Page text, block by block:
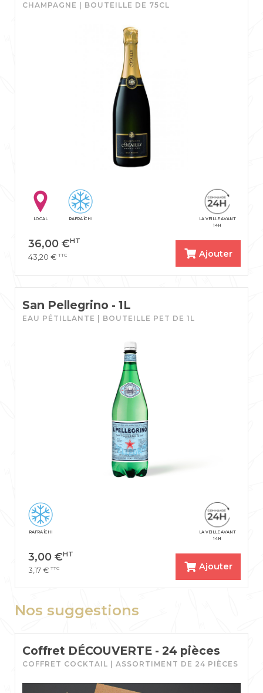
CHAMPAGNE | BOUTEILLE DE 75CL
LA VEILLE AVANT
14H
LOCAL RAFRAÎCHI
36,00 €HT
43,20 € TTC Ajouter
San Pellegrino - 1L
EAU PÉTILLANTE | BOUTEILLE PET DE 1L
LA VEILLE AVANT
14H
RAFRAÎCHI
3,00 €HT
3,17 € TTC Ajouter
Nos suggestions
Coffret DÉCOUVERTE - 24 pièces
COFFRET COCKTAIL | ASSORTIMENT DE 24 PIÈCES